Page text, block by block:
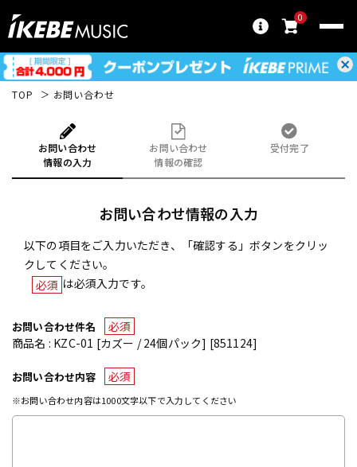
0
TOP お問い合わせ
お問い合わせ
情報の入力
お問い合わせ
情報の確認
受付完了
お問い合わせ情報の入力
以下の項目をご入力いただき、「確認する」ボタンをクリッ
クしてください。
必須 は必須入力です。
お問い合わせ件名
必須
商品名 : KZC-01 [カズー / 24個パック] [851124]
お問い合わせ内容 必須
※お問い合わせ内容は1000文字以下で入力してください